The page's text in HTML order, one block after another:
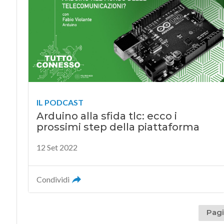
IL PODCAST
Arduino alla sfida tlc: ecco i
prossimi step della piattaforma
12 Set 2022
Condividi